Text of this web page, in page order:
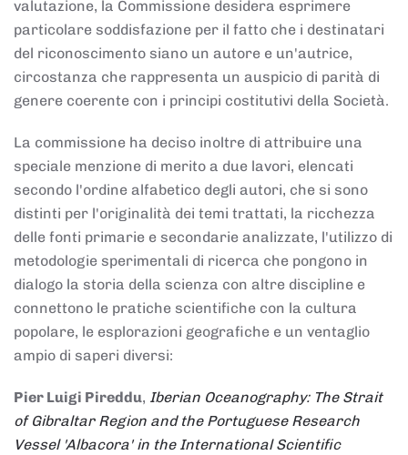
valutazione, la Commissione desidera esprimere
particolare soddisfazione per il fatto che i destinatari
del riconoscimento siano un autore e un'autrice,
circostanza che rappresenta un auspicio di parità di
genere coerente con i principi costitutivi della Società.
La commissione ha deciso inoltre di attribuire una
speciale menzione di merito a due lavori, elencati
secondo l'ordine alfabetico degli autori, che si sono
distinti per l'originalità dei temi trattati, la ricchezza
delle fonti primarie e secondarie analizzate, l'utilizzo di
metodologie sperimentali di ricerca che pongono in
dialogo la storia della scienza con altre discipline e
connettono le pratiche scientifiche con la cultura
popolare, le esplorazioni geografiche e un ventaglio
ampio di saperi diversi:
Pier Luigi Pireddu, Iberian Oceanography: The Strait
of Gibraltar Region and the Portuguese Research
Vessel 'Albacora' in the International Scientific